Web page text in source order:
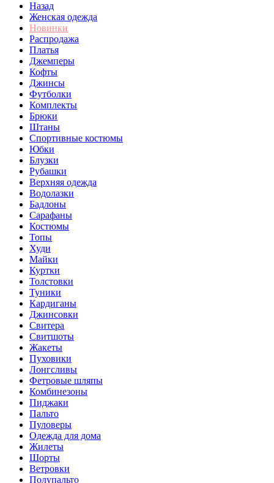
Назад
Женская одежда
Новинки
Распродажа
Платья
Джемперы
Кофты
Джинсы
Футболки
Комплекты
Брюки
Штаны
Спортивные костюмы
Юбки
Блузки
Рубашки
Верхняя одежда
Водолазки
Бадлоны
Сарафаны
Костюмы
Топы
Худи
Майки
Куртки
Толстовки
Туники
Кардиганы
Джинсовки
Свитера
Свитшоты
Жакеты
Пуховики
Лонгсливы
Фетровые шляпы
Комбинезоны
Пиджаки
Пальто
Пуловеры
Одежда для дома
Жилеты
Шорты
Ветровки
Полупальто